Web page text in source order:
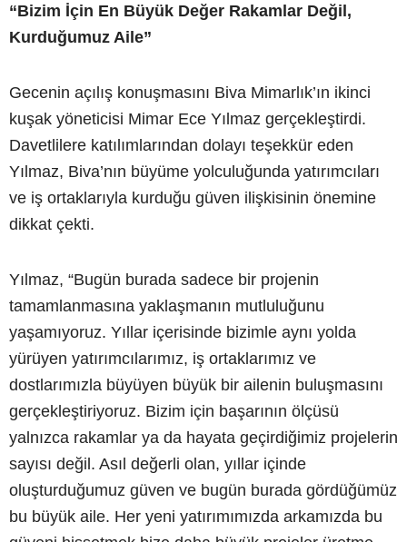
“Bizim İçin En Büyük Değer Rakamlar Değil,
Kurduğumuz Aile”
Gecenin açılış konuşmasını Biva Mimarlık’ın ikinci
kuşak yöneticisi Mimar Ece Yılmaz gerçekleştirdi.
Davetlilere katılımlarından dolayı teşekkür eden
Yılmaz, Biva’nın büyüme yolculuğunda yatırımcıları
ve iş ortaklarıyla kurduğu güven ilişkisinin önemine
dikkat çekti.
Yılmaz, “Bugün burada sadece bir projenin
tamamlanmasına yaklaşmanın mutluluğunu
yaşamıyoruz. Yıllar içerisinde bizimle aynı yolda
yürüyen yatırımcılarımız, iş ortaklarımız ve
dostlarımızla büyüyen büyük bir ailenin buluşmasını
gerçekleştiriyoruz. Bizim için başarının ölçüsü
yalnızca rakamlar ya da hayata geçirdiğimiz projelerin
sayısı değil. Asıl değerli olan, yıllar içinde
oluşturduğumuz güven ve bugün burada gördüğümüz
bu büyük aile. Her yeni yatırımımızda arkamızda bu